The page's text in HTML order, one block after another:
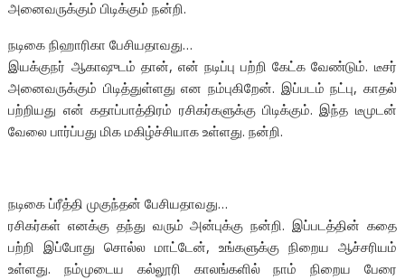
அனைவருக்கும் பிடிக்கும் நன்றி.
நடிகை நிஹாரிகா பேசியதாவது…
இயக்குநர் ஆகாஷுடம் தான், என் நடிப்பு பற்றி கேட்க வேண்டும். டீசர்
அனைவருக்கும் பிடித்துள்ளது என நம்புகிறேன். இப்படம் நட்பு, காதல்
பற்றியது என் கதாப்பாத்திரம் ரசிகர்களுக்கு பிடிக்கும். இந்த டீமுடன்
வேலை பார்ப்பது மிக மகிழ்ச்சியாக உள்ளது. நன்றி.
நடிகை ப்ரீத்தி முகுந்தன் பேசியதாவது…
ரசிகர்கள் எனக்கு தந்து வரும் அன்புக்கு நன்றி. இப்படத்தின் கதை
பற்றி இப்போது சொல்ல மாட்டேன், உங்களுக்கு நிறைய ஆச்சரியம்
உள்ளது. நம்முடைய கல்லூரி காலங்களில் நாம் நிறைய பேரை